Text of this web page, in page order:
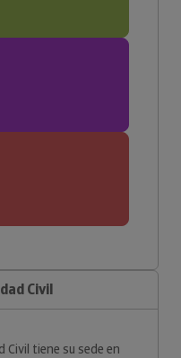
Civil
Civil tiene su sede en